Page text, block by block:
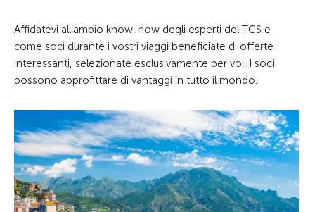
Affidatevi all’ampio know-how degli esperti del TCS e
come soci durante i vostri viaggi beneficiate di offerte
interessanti, selezionate esclusivamente per voi. I soci
possono approfittare di vantaggi in tutto il mondo.